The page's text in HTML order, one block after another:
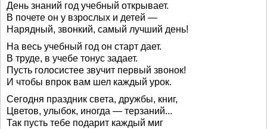
День знаний год учебный открывает.
В почете он у взрослых и детей —
Нарядный, звонкий, самый лучший день!
На весь учебный год он старт дает.
В труде, в учебе тонус задает.
Пусть голосистее звучит первый звонок!
И чтобы впрок вам шел каждый урок.
Сегодня праздник света, дружбы, книг,
Цветов, улыбок, иногда — терзаний...
Так пусть тебе подарит каждый миг